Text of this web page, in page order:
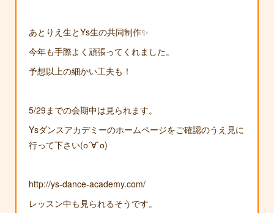
あとりえ生とYs生の共同制作✨
今年も手際よく頑張ってくれました。
予想以上の細かい工夫も！
5/29までの会期中は見られます。
Ysダンスアカデミーのホームページをご確認のうえ見に
行って下さい(о´∀`о)
http://ys-dance-academy.com/
レッスン中も見られるそうです。